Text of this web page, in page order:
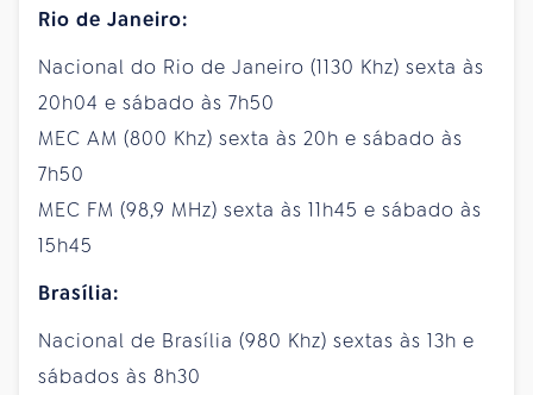
Rio de Janeiro:
Nacional do Rio de Janeiro (1130 Khz) sexta às
20h04 e sábado às 7h50
MEC AM (800 Khz) sexta às 20h e sábado às
7h50
MEC FM (98,9 MHz) sexta às 11h45 e sábado às
15h45
Brasília:
Nacional de Brasília (980 Khz) sextas às 13h e
sábados às 8h30